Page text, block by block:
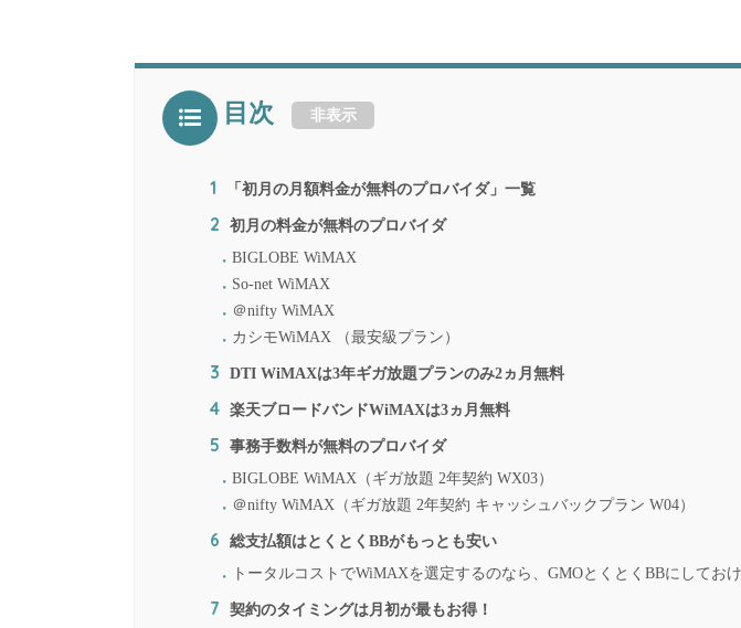
目次 非表示
1 「初月の月額料金が無料のプロバイダ」一覧
2 初月の料金が無料のプロバイダ
BIGLOBE WiMAX
So-net WiMAX
＠nifty WiMAX
カシモWiMAX （最安級プラン）
3 DTI WiMAXは3年ギガ放題プランのみ2ヵ月無料
4 楽天ブロードバンドWiMAXは3ヵ月無料
5 事務手数料が無料のプロバイダ
BIGLOBE WiMAX（ギガ放題 2年契約 WX03）
＠nifty WiMAX（ギガ放題 2年契約 キャッシュバックプラン W04）
6 総支払額はとくとくBBがもっとも安い
トータルコストでWiMAXを選定するのなら、GMOとくとくBBにしてお
7 契約のタイミングは月初が最もお得！